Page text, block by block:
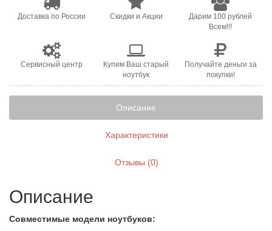
Доставка по России Скидки и Акции
Дарим 100 рублей
Всем!!!
Сервисный центр
Купим Ваш старый
ноутбук
Получайте деньги за
покупки!
Описание
Характеристики
Отзывы (0)
Описание
Совместимые модели ноутбуков: